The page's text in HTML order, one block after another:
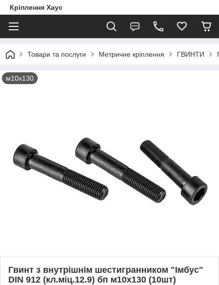
Кріплення Хаус
Товари та послуги Метричне кріплення ГВИНТИ
м10х130
Гвинт з внутрішнім шестигранником "Імбус"
DIN 912 (кл.міц.12.9) бп м10х130 (10шт)